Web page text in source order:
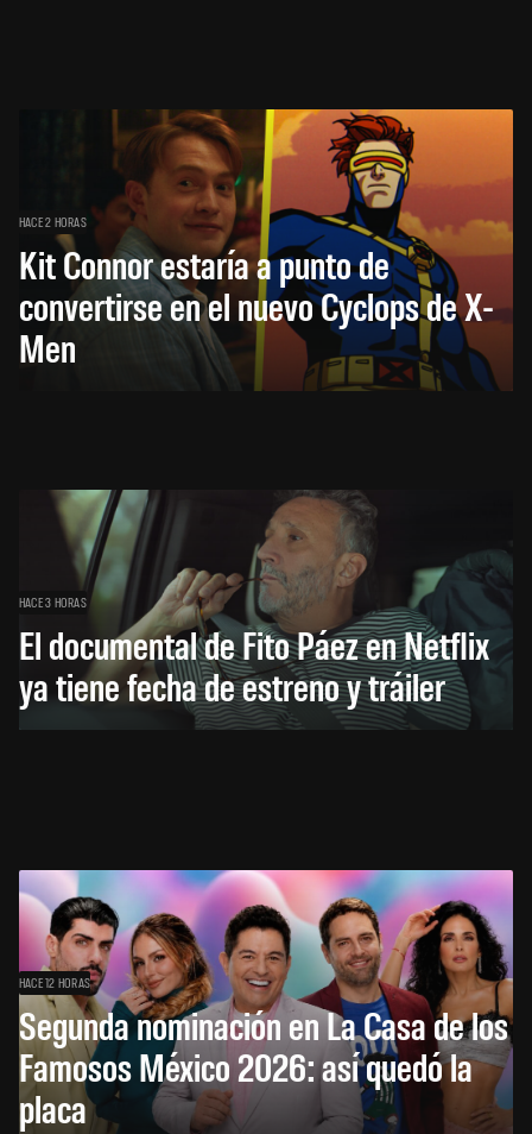
HACE 2 HORAS
Kit Connor estaría a punto de
convertirse en el nuevo Cyclops de X-
Men
HACE 3 HORAS
El documental de Fito Páez en Netflix
ya tiene fecha de estreno y tráiler
HACE 12 HORAS
Segunda nominación en La Casa de los
Famosos México 2026: así quedó la
placa